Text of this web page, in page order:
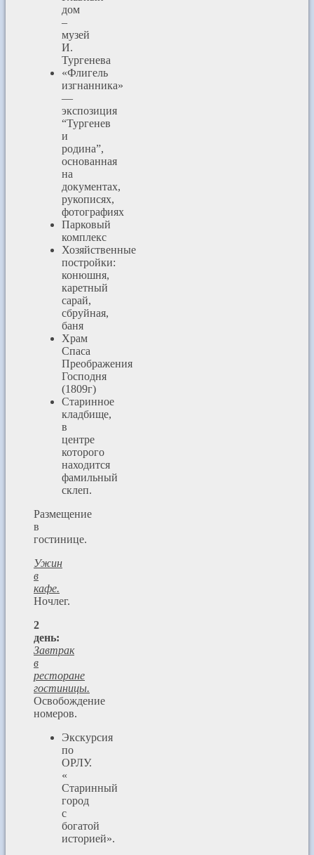
дом
–
музей
И.
Тургенева
«Флигель
изгнанника»
—
экспозиция
“Тургенев
и
родина”,
основанная
на
документах,
рукописях,
фотографиях
Парковый
комплекс
Хозяйственные
постройки:
конюшня,
каретный
сарай,
сбруйная,
баня
Храм
Спаса
Преображения
Господня
(1809г)
Старинное
кладбище,
в
центре
которого
находится
фамильный
склеп.
Размещение
в
гостинице.
Ужин
в
кафе.
Ночлег.
2
день:
Завтрак
в
ресторане
гостиницы.
Освобождение
номеров.
Экскурсия
по
ОРЛУ.
«
Старинный
город
с
богатой
историей».